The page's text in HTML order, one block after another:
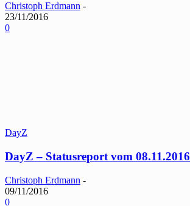
Christoph Erdmann -
23/11/2016
0
DayZ
DayZ – Statusreport vom 08.11.2016
Christoph Erdmann -
09/11/2016
0